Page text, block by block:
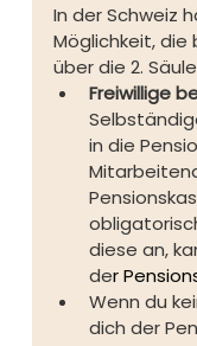
In der Schweiz
Möglichkeit,
über die 2.
Freiwillige
in die
diese an,
der
Wenn du
dich der